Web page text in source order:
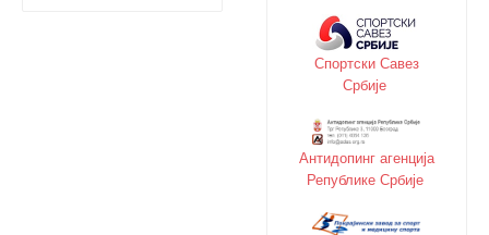
Спортски Савез
Србије
Антидопинг агенција
Републике Србије